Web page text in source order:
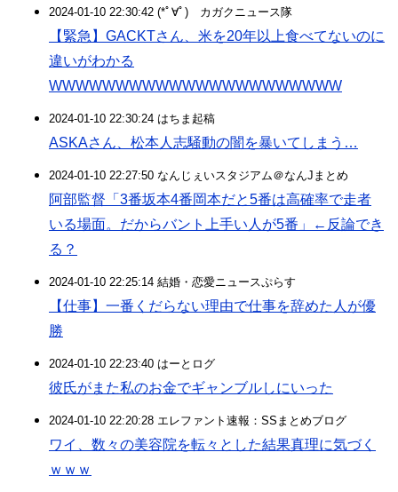
2024-01-10 22:30:42 (*ﾟ∀ﾟ)ゞカガクニュース隊
【緊急】GACKTさん、米を20年以上食べてないのに
違いがわかる
WWWWWWWWWWWWWWWWWWWWWW
2024-01-10 22:30:24 はちま起稿
ASKAさん、松本人志騒動の闇を暴いてしまう…
2024-01-10 22:27:50 なんじぇいスタジアム＠なんJまとめ
阿部監督「3番坂本4番岡本だと5番は高確率で走者
いる場面。だからバント上手い人が5番」←反論でき
る？
2024-01-10 22:25:14 結婚・恋愛ニュースぷらす
【仕事】一番くだらない理由で仕事を辞めた人が優
勝
2024-01-10 22:23:40 はーとログ
彼氏がまた私のお金でギャンブルしにいった
2024-01-10 22:20:28 エレファント速報：SSまとめブログ
ワイ、数々の美容院を転々とした結果真理に気づく
ｗｗｗ